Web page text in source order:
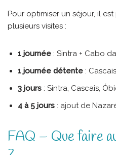
Pour optimiser un séjour, il
plusieurs visites :
1 journée : Sintra + Cabo
1 journée détente :
3 jours : Sintra, Cascais,
4 à 5 jours : ajout de
FAQ – Que faire